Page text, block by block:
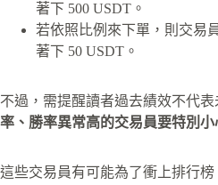
著下 500 USDT。
若依照比例來下單，則交易
著下 50 USDT。
不過，需提醒讀者過去績效不代表
率、勝率異常高的交易員要特別小
這些交易員有可能為了衝上排行